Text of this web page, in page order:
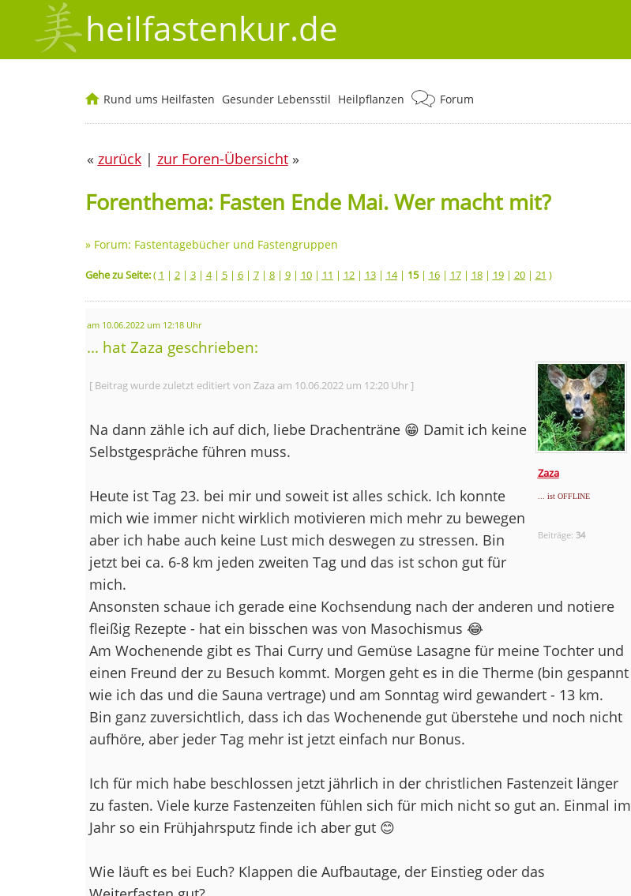
heilfastenkur.de
Rund ums Heilfasten Gesunder Lebensstil Heilpflanzen Forum
« zurück| zur Foren-Übersicht»
Forenthema: Fasten Ende Mai. Wer macht mit?
» Forum: Fastentagebücher und Fastengruppen
Gehe zu Seite:( 1 | 2| 3| 4| 5| 6| 7| 8| 9| 10| 11 | 12| 13| 14| 15| 16| 17| 18| 19| 20| 21 )
am 10.06.2022 um 12:18 Uhr
... hat Zaza geschrieben:
Zaza
... ist OFFLINE
Beiträge: 34
[ Beitrag wurde zuletzt editiert von Zaza am 10.06.2022 um 12:20 Uhr ]
Na dann zähle ich auf dich, liebe Drachenträne 😁 Damit ich keine
Selbstgespräche führen muss.
Heute ist Tag 23. bei mir und soweit ist alles schick. Ich konnte
mich wie immer nicht wirklich motivieren mich mehr zu bewegen
aber ich habe auch keine Lust mich deswegen zu stressen. Bin
jetzt bei ca. 6-8 km jeden zweiten Tag und das ist schon gut für
mich.
Ansonsten schaue ich gerade eine Kochsendung nach der anderen und notiere
fleißig Rezepte - hat ein bisschen was von Masochismus 😂
Am Wochenende gibt es Thai Curry und Gemüse Lasagne für meine Tochter und
einen Freund der zu Besuch kommt. Morgen geht es in die Therme (bin gespannt
wie ich das und die Sauna vertrage) und am Sonntag wird gewandert - 13 km.
Bin ganz zuversichtlich, dass ich das Wochenende gut überstehe und noch nicht
aufhöre, aber jeder Tag mehr ist jetzt einfach nur Bonus.
Ich für mich habe beschlossen jetzt jährlich in der christlichen Fastenzeit länger
zu fasten. Viele kurze Fastenzeiten fühlen sich für mich nicht so gut an. Einmal im
Jahr so ein Frühjahrsputz finde ich aber gut 😊
Wie läuft es bei Euch? Klappen die Aufbautage, der Einstieg oder das